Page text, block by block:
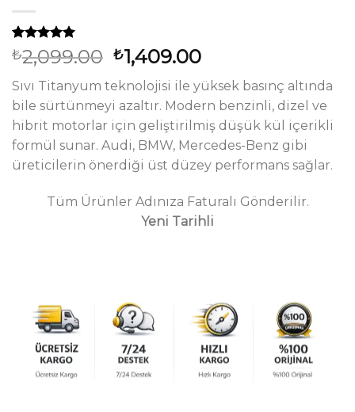
32
müşteri
puanına
5 üzerinden
5.00puan
aldı
₺2,099.00 Orijinal
fiyat:
₺2,099.00.
₺1,409.00Şu
andaki
fiyat:
₺1,409.00.
Sıvı Titanyum teknolojisi ile yüksek basınç altında
bile sürtünmeyi azaltır. Modern benzinli, dizel ve
hibrit motorlar için geliştirilmiş düşük kül içerikli
formül sunar. Audi, BMW, Mercedes-Benz gibi
üreticilerin önerdiği üst düzey performans sağlar.
Tüm Ürünler Adınıza Faturalı Gönderilir.
Yeni Tarihli